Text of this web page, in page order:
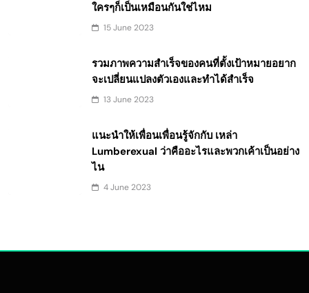
ใครๆก็เป็นเหมือนกันใช่ไหม
15 June 2023
รวมภาพความสำเร็จของคนที่ตั้งเป้าหมายอยาก
จะเปลี่ยนแปลงตัวเองและทำได้สำเร็จ
13 June 2023
แนะนำให้เพื่อนเพื่อนรู้จักกับ เหล่า
Lumberexual ว่าคืออะไรและพวกเค้าเป็นอย่าง
ไน
4 June 2023